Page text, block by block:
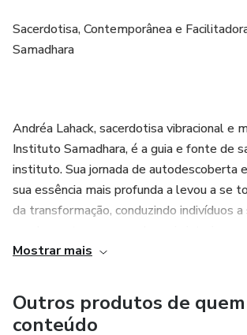
Sacerdotisa, Contemporânea e
Samadhara
Andréa Lahack, sacerdotisa vibracional e
Instituto Samadhara, é a guia e fonte de
instituto. Sua jornada de autodescoberta
sua essência mais profunda a levou a se
da transformação, conduzindo indivíduos
cada ser a percorrer sua própria jornada
Mostrar mais
Outros produtos de
conteúdo